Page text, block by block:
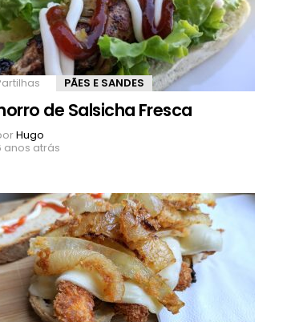
PÃES E SANDES
de Salsicha Fresca
Hugo
anos atrás